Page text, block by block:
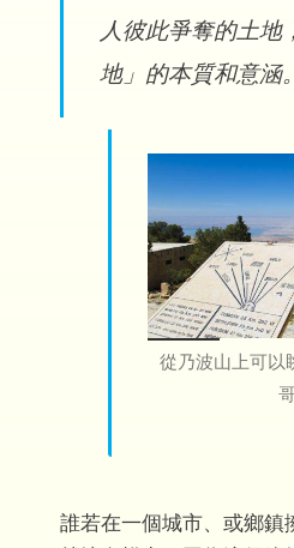
人彼此爭奪的土地
地」的本質和意涵。
從乃波山上可以
誰若在一個城市、或鄉鎮